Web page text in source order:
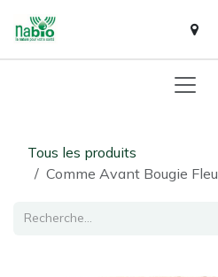
Tous les produits
Comme Avant Bougie